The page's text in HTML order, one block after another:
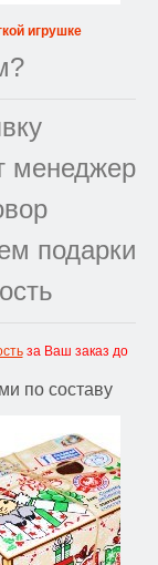
игрушке
менеджер
подарки
за Ваш заказ до
по составу